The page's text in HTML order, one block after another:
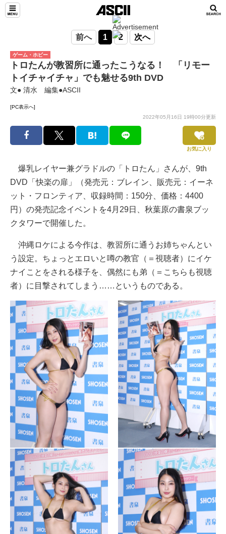
前へ 1 2 次へ
ゲーム・ホビー
トロたんが教習所に通ったこうなる！ 「リモー
トイチャイチャ」でも魅せる9th DVD
文● 清水 編集●ASCII
[PC表示へ]
2022年05月16日 19時00分更新
お気に入り
爆乳レイヤー兼グラドルの「トロたん」さんが、9th
DVD「快楽の扉」（発売元：ブレイン、販売元：イーネ
ット・フロンティア、収録時間：150分、価格：4400
円）の発売記念イベントを4月29日、秋葉原の書泉ブッ
クタワーで開催した。
沖縄ロケによる今作は、教習所に通うお姉ちゃんとい
う設定。ちょっとエロいと噂の教官（＝視聴者）にイケ
ナイことをされる様子を、偶然にも弟（＝こちらも視聴
者）に目撃されてしまう……というものである。